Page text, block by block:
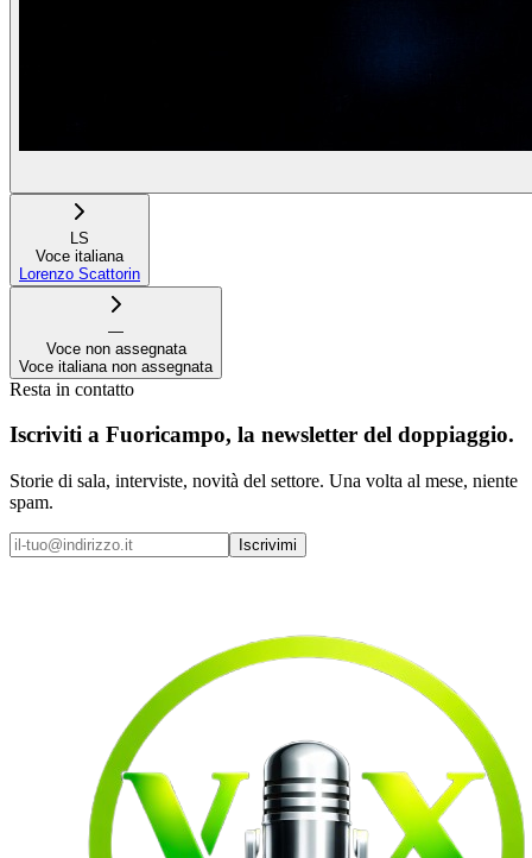
LS
Voce italiana
Lorenzo Scattorin
—
Voce non assegnata
Voce italiana non assegnata
Resta in contatto
Iscriviti a Fuoricampo, la newsletter del doppiaggio.
Storie di sala, interviste, novità del settore. Una volta al mese, niente
spam.
Iscrivimi